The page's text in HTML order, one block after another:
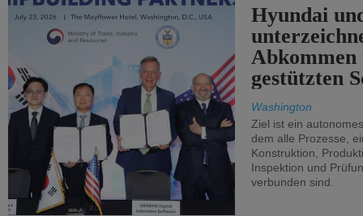
Hyundai
gestützten
Washington
Ziel ist ein
dem alle Prozesse,
Konstruktion,
Inspektion und
verbunden sind.